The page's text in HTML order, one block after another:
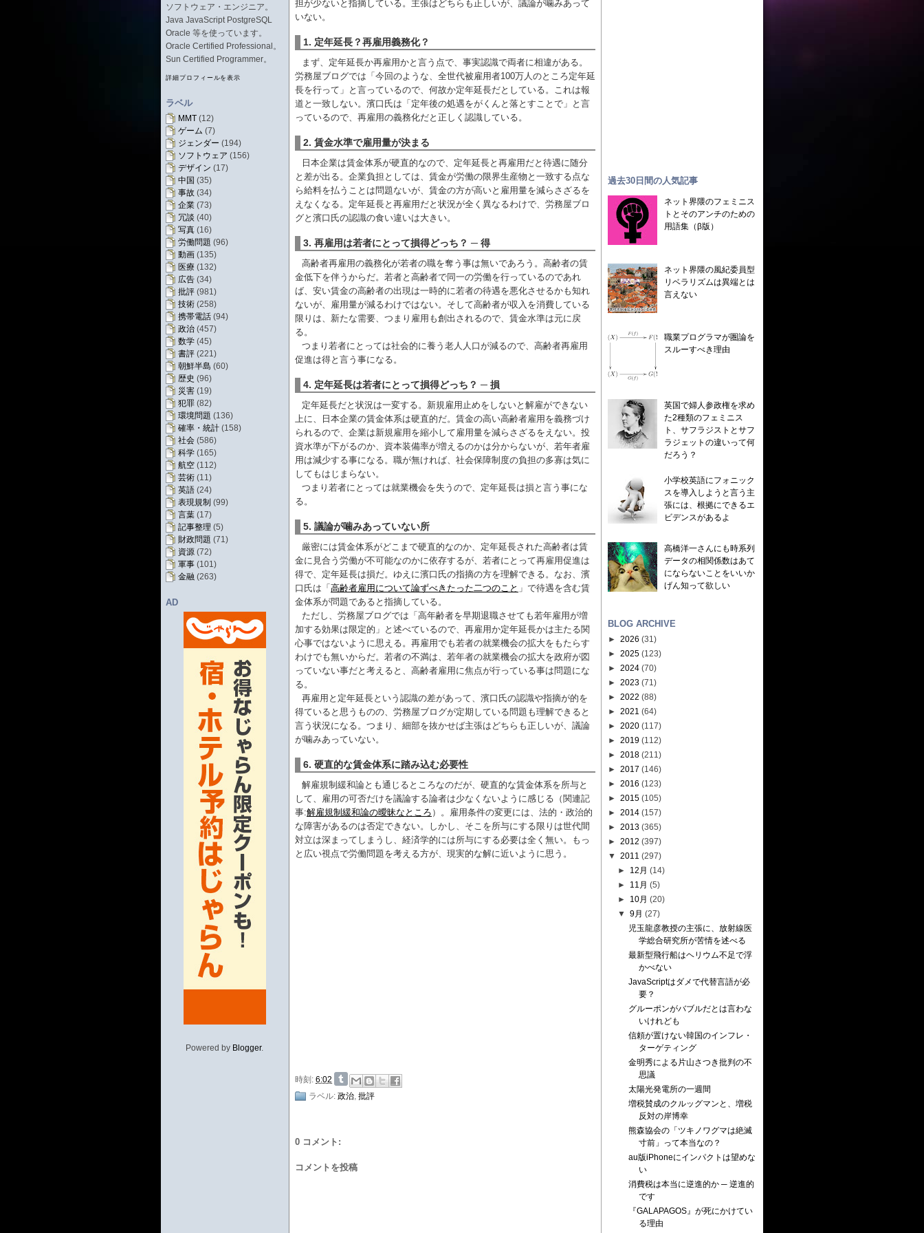
ソフトウェア・エンジニア。
Java JavaScript PostgreSQL
Oracle 等を使っています。
Oracle Certified Professional。
Sun Certified Programmer。
詳細プロフィールを表示
ラベル
MMT (12)
ゲーム (7)
ジェンダー (194)
ソフトウェア (156)
デザイン (17)
中国 (35)
事故 (34)
企業 (73)
冗談 (40)
写真 (16)
労働問題 (96)
動画 (135)
医療 (132)
広告 (34)
批評 (981)
技術 (258)
携帯電話 (94)
政治 (457)
数学 (45)
書評 (221)
朝鮮半島 (60)
歴史 (96)
災害 (19)
犯罪 (82)
環境問題 (136)
確率・統計 (158)
社会 (586)
科学 (165)
航空 (112)
芸術 (11)
英語 (24)
表現規制 (99)
言葉 (17)
記事整理 (5)
財政問題 (71)
資源 (72)
軍事 (101)
金融 (263)
AD
Powered by Blogger.
担が少ないと指摘している。主張はどちらも正しいが、議論が噛みあって
いない。
1. 定年延長？再雇用義務化？
まず、定年延長か再雇用かと言う点で、事実認識で両者に相違がある。
労務屋ブログでは「今回のような、全世代被雇用者100万人のところ定年延
長を行って」と言っているので、何故か定年延長だとしている。これは報
道と一致しない。濱口氏は「定年後の処遇をがくんと落とすことで」と言
っているので、再雇用の義務化だと正しく認識している。
2. 賃金水準で雇用量が決まる
日本企業は賃金体系が硬直的なので、定年延長と再雇用だと待遇に随分
と差が出る。企業負担としては、賃金が労働の限界生産物と一致する点な
ら給料を払うことは問題ないが、賃金の方が高いと雇用量を減らさざるを
えなくなる。定年延長と再雇用だと状況が全く異なるわけで、労務屋ブロ
グと濱口氏の認識の食い違いは大きい。
3. 再雇用は若者にとって損得どっち？ ─ 得
高齢者再雇用の義務化が若者の職を奪う事は無いであろう。高齢者の賃
金低下を伴うからだ。若者と高齢者で同一の労働を行っているのであれ
ば、安い賃金の高齢者の出現は一時的に若者の待遇を悪化させるかも知れ
ないが、雇用量が減るわけではない。そして高齢者が収入を消費している
限りは、新たな需要、つまり雇用も創出されるので、賃金水準は元に戻
る。
つまり若者にとっては社会的に養う老人人口が減るので、高齢者再雇用
促進は得と言う事になる。
4. 定年延長は若者にとって損得どっち？ ─ 損
定年延長だと状況は一変する。新規雇用止めをしないと解雇ができない
上に、日本企業の賃金体系は硬直的だ。賃金の高い高齢者雇用を義務づけ
られるので、企業は新規雇用を縮小して雇用量を減らさざるをえない。投
資水準が下がるのか、資本装備率が増えるのかは分からないが、若年者雇
用は減少する事になる。職が無ければ、社会保障制度の負担の多寡は気に
してもはじまらない。
つまり若者にとっては就業機会を失うので、定年延長は損と言う事にな
る。
5. 議論が噛みあっていない所
厳密には賃金体系がどこまで硬直的なのか、定年延長された高齢者は賃
金に見合う労働が不可能なのかに依存するが、若者にとって再雇用促進は
得で、定年延長は損だ。ゆえに濱口氏の指摘の方を理解できる。なお、濱
口氏は「 高齢者雇用について論ずべきたった二つのこと 」で待遇を含む賃
金体系が問題であると指摘している。
ただし、労務屋ブログでは「高年齢者を早期退職させても若年雇用が増
加する効果は限定的」と述べているので、再雇用か定年延長かは主たる関
心事ではないように思える。再雇用でも若者の就業機会の拡大をもたらす
わけでも無いからだ。若者の不満は、若年者の就業機会の拡大を政府が図
っていない事だと考えると、高齢者雇用に焦点が行っている事は問題にな
る。
再雇用と定年延長という認識の差があって、濱口氏の認識や指摘が的を
得ていると思うものの、労務屋ブログが定期している問題も理解できると
言う状況になる。つまり、細部を抜かせば主張はどちらも正しいが、議論
が噛みあっていない。
6. 硬直的な賃金体系に踏み込む必要性
解雇規制緩和論とも通じるところなのだが、硬直的な賃金体系を所与と
して、雇用の可否だけを議論する論者は少なくないように感じる（関連記
事:解雇規制緩和論の曖昧なところ ）。雇用条件の変更には、法的・政治的
な障害があるのは否定できない。しかし、そこを所与にする限りは世代間
対立は深まってしまうし、経済学的には所与にする必要は全く無い。もっ
と広い視点で労働問題を考える方が、現実的な解に近いように思う。
時刻: 6:02
ラベル: 政治 批評
0 コメント:
コメントを投稿
過去30日間の人気記事
ネット界隈のフェミニス
トとそのアンチのための
用語集（β版）
ネット界隈の風紀委員型
リベラリズムは異端とは
言えない
職業プログラマが圏論を
スルーすべき理由
英国で婦人参政権を求め
た2種類のフェミニス
ト、サフラジストとサフ
ラジェットの違いって何
だろう？
小学校英語にフォニック
スを導入しようと言う主
張には、根拠にできるエ
ビデンスがあるよ
高橋洋一さんにも時系列
データの相関係数はあて
にならないことをいいか
げん知って欲しい
BLOG ARCHIVE
► 2026 (31)
► 2025 (123)
► 2024 (70)
► 2023 (71)
► 2022 (88)
► 2021 (64)
► 2020 (117)
► 2019 (112)
► 2018 (211)
► 2017 (146)
► 2016 (123)
► 2015 (105)
► 2014 (157)
► 2013 (365)
► 2012 (397)
▼ 2011 (297)
► 12月 (14)
► 11月 (5)
► 10月 (20)
▼ 9月 (27)
児玉龍彦教授の主張に、放射線医
学総合研究所が苦情を述べる
最新型飛行船はヘリウム不足で浮
かべない
JavaScriptはダメで代替言語が必
要？
グルーポンがバブルだとは言わな
いけれども
信頼が置けない韓国のインフレ・
ターゲティング
金明秀による片山さつき批判の不
思議
太陽光発電所の一週間
増税賛成のクルッグマンと、増税
反対の岸博幸
熊森協会の「ツキノワグマは絶滅
寸前」って本当なの？
au版iPhoneにインパクトは望めな
い
消費税は本当に逆進的か ─ 逆進的
です
『GALAPAGOS』が死にかけてい
る理由